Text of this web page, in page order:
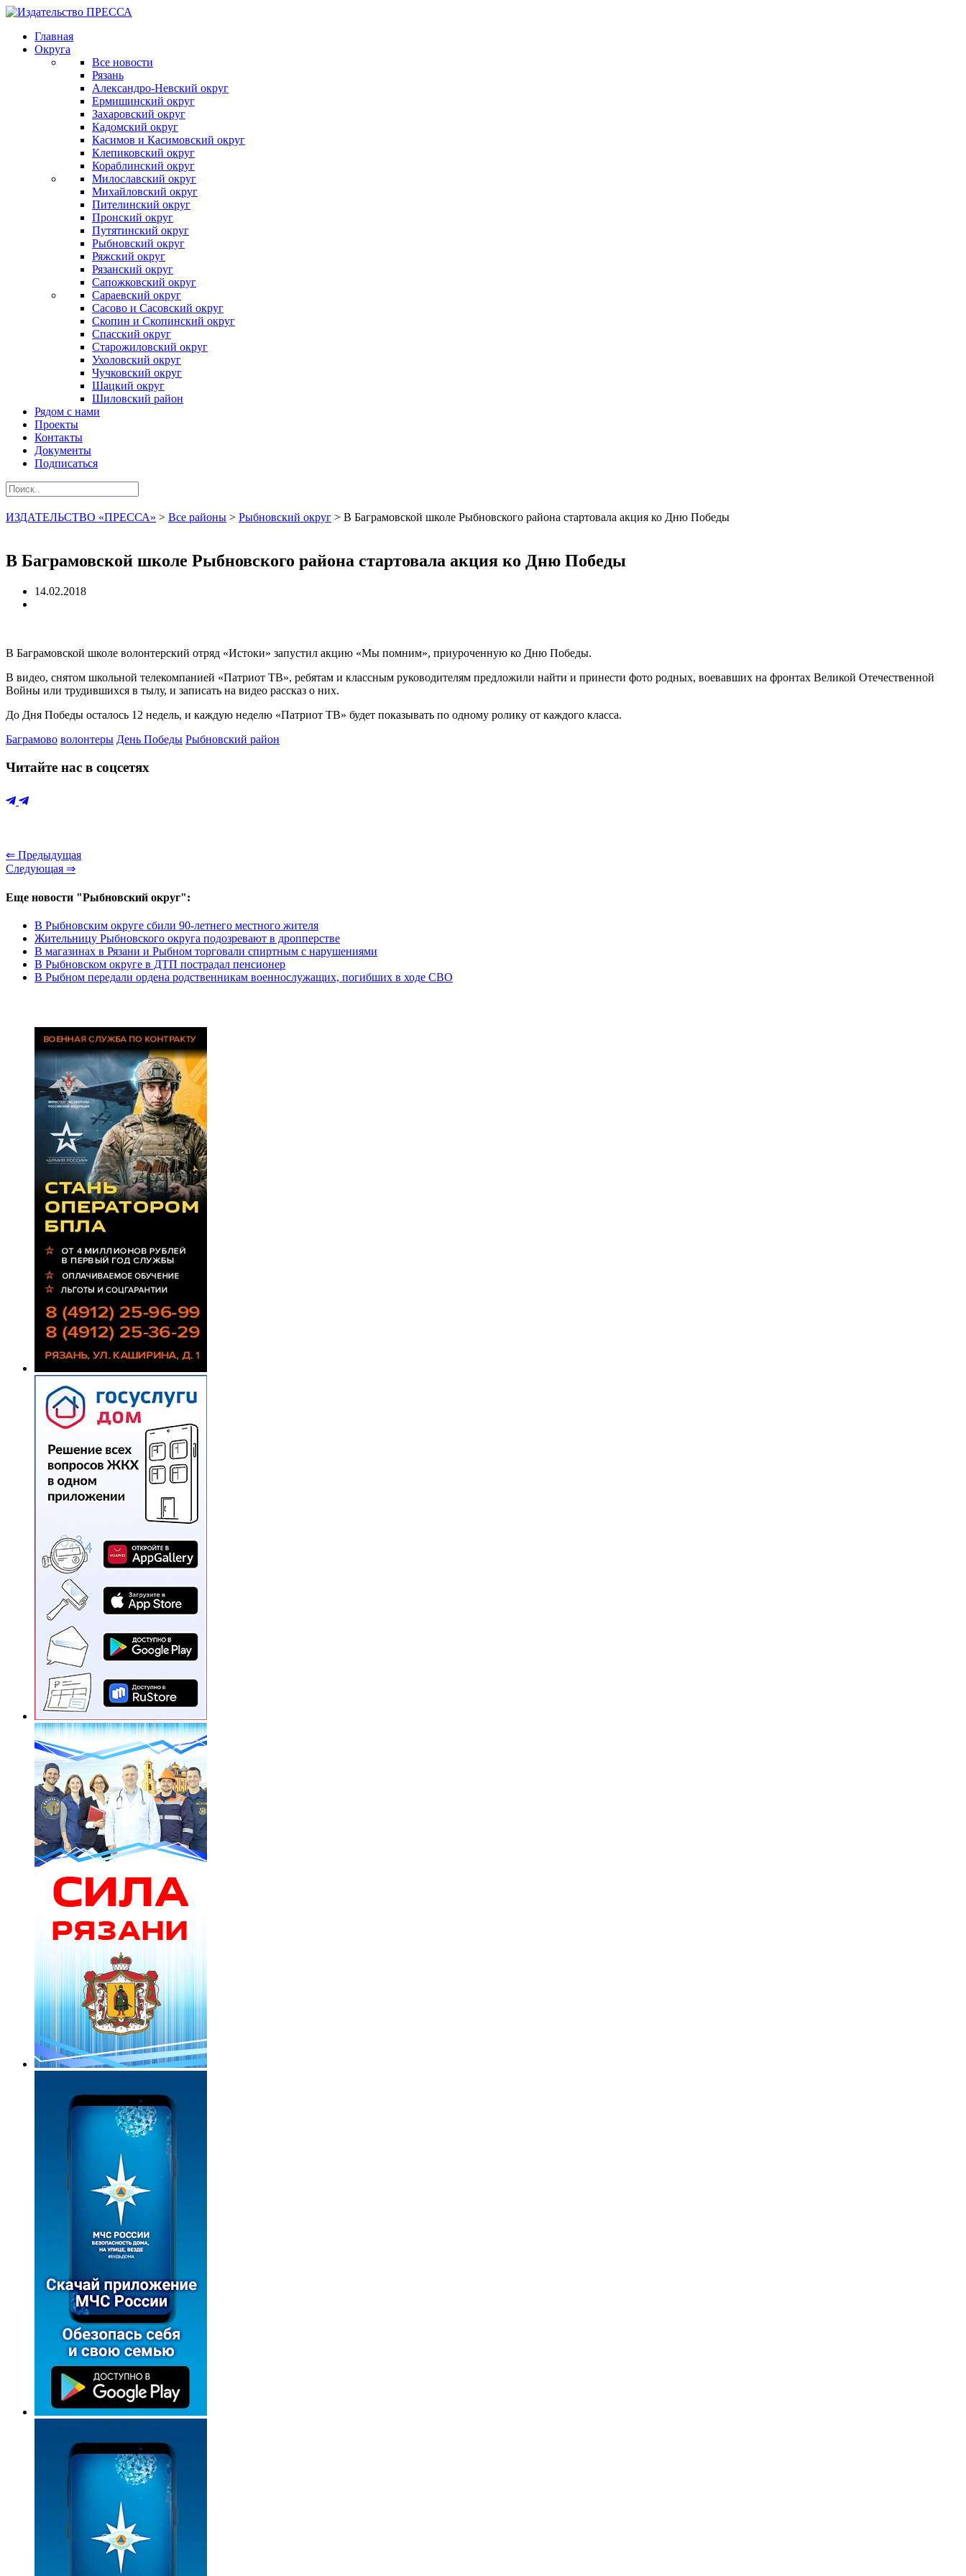
Главная
Округа
Все новости
Рязань
Александро-Невский округ
Ермишинский округ
Захаровский округ
Кадомский округ
Касимов и Касимовский округ
Клепиковский округ
Кораблинский округ
Милославский округ
Михайловский округ
Пителинский округ
Пронский округ
Путятинский округ
Рыбновский округ
Ряжский округ
Рязанский округ
Сапожковский округ
Сараевский округ
Сасово и Сасовский округ
Скопин и Скопинский округ
Спасский округ
Старожиловский округ
Ухоловский округ
Чучковский округ
Шацкий округ
Шиловский район
Рядом с нами
Проекты
Контакты
Документы
Подписаться
ИЗДАТЕЛЬСТВО «ПРЕССА» > Все районы > Рыбновский округ > В Баграмовской школе Рыбновского района стартовала акция ко Дню Победы
В Баграмовской школе Рыбновского района стартовала акция ко Дню Победы
14.02.2018
В Баграмовской школе волонтерский отряд «Истоки» запустил акцию «Мы помним», приуроченную ко Дню Победы.
В видео, снятом школьной телекомпанией «Патриот ТВ», ребятам и классным руководителям предложили найти и принести фото родных, воевавших на фронтах Великой Отечественной
Войны или трудившихся в тылу, и записать на видео рассказ о них.
До Дня Победы осталось 12 недель, и каждую неделю «Патриот ТВ» будет показывать по одному ролику от каждого класса.
Баграмово волонтеры День Победы Рыбновский район
Читайте нас в соцсетях
⇐ Предыдущая
Следующая ⇒
Еще новости "Рыбновский округ":
В Рыбновским округе сбили 90-летнего местного жителя
Жительницу Рыбновского округа подозревают в дропперстве
В магазинах в Рязани и Рыбном торговали спиртным с нарушениями
В Рыбновском округе в ДТП пострадал пенсионер
В Рыбном передали ордена родственникам военнослужащих, погибших в ходе СВО